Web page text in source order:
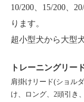
10/200、15/200、
ります。
超小型犬から大型
トレーニングリー
肩掛けリード(ショル
け、ロング、2頭引き